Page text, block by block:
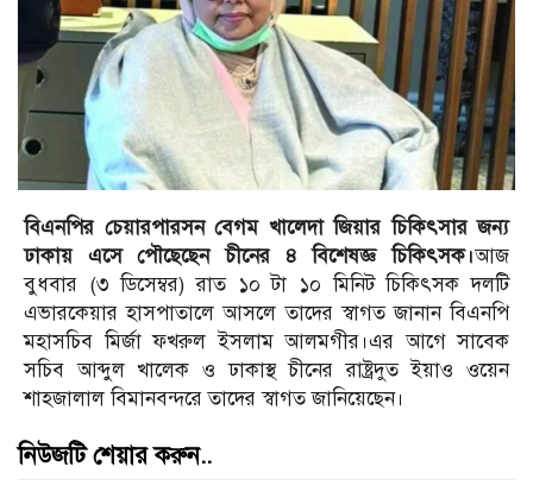
বিএনপির চেয়ারপারসন বেগম খালেদা জিয়ার চিকিৎসার জন্য
ঢাকায় এসে পৌছেছেন চীনের ৪ বিশেষজ্ঞ চিকিৎসক।আজ
বুধবার (৩ ডিসেম্বর) রাত ১০ টা ১০ মিনিট চিকিৎসক দলটি
এভারকেয়ার হাসপাতালে আসলে তাদের স্বাগত জানান বিএনপি
মহাসচিব মির্জা ফখরুল ইসলাম আলমগীর।এর আগে সাবেক
সচিব আব্দুল খালেক ও ঢাকাস্থ চীনের রাষ্ট্রদুত ইয়াও ওয়েন
শাহজালাল বিমানবন্দরে তাদের স্বাগত জানিয়েছেন।
নিউজটি শেয়ার করুন..